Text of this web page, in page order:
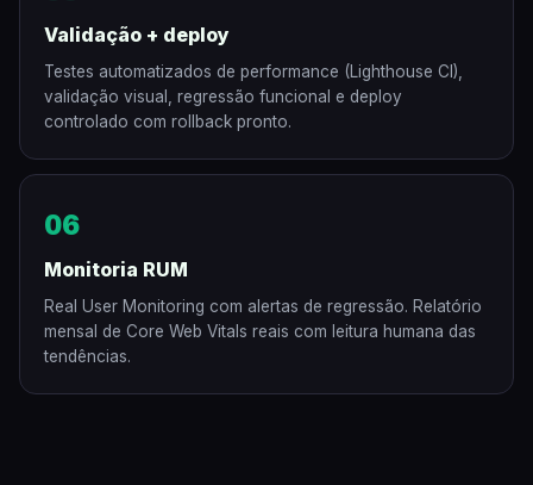
Validação + deploy
Testes automatizados de performance (Lighthouse CI),
validação visual, regressão funcional e deploy
controlado com rollback pronto.
06
Monitoria RUM
Real User Monitoring com alertas de regressão. Relatório
mensal de Core Web Vitals reais com leitura humana das
tendências.